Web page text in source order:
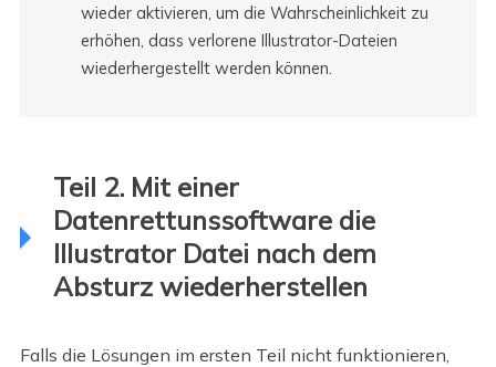
wieder aktivieren, um die Wahrscheinlichkeit zu
erhöhen, dass verlorene Illustrator-Dateien
wiederhergestellt werden können.
Teil 2. Mit einer
Datenrettunssoftware die
Illustrator Datei nach dem
Absturz wiederherstellen
Falls die Lösungen im ersten Teil nicht funktionieren,